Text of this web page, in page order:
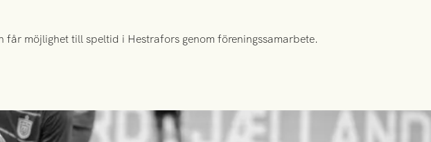
möjlighet till speltid i Hestrafors genom föreningssamarbete.